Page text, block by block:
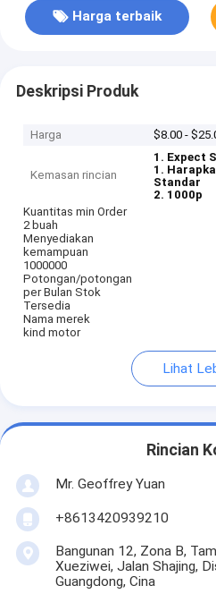
Harga terbaik
Deskripsi Produk
Harga $8.00 -
Kemasan rincian
1. Expect
1.
Standar
2. 1000p
Kuantitas min Order
2 buah
Menyediakan
kemampuan
1000000
Potongan/potongan
per Bulan Stok
Tersedia
Nama merek
kind motor
Lihat
Rincian
Mr. Geoffrey Yuan
+8613420939210
Bangunan 12, Zona B,
Xueziwei, Jalan Shajing,
Guangdong, Cina